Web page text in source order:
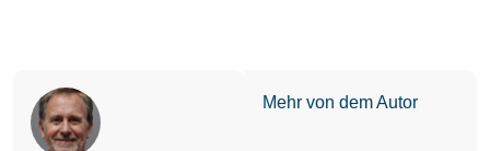
Mehr von dem Autor